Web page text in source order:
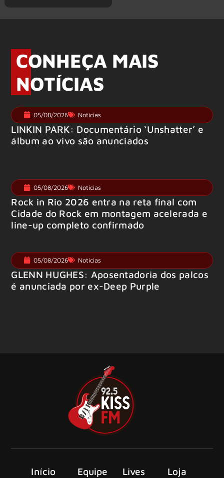
CONHEÇA MAIS
NOTÍCIAS
05/08/2026 Notícias
LINKIN PARK: Documentário ‘Unshatter’ e
álbum ao vivo são anunciados
05/08/2026 Notícias
Rock in Rio 2026 entra na reta final com
Cidade do Rock em montagem acelerada e
line-up completo confirmado
05/08/2026 Notícias
GLENN HUGHES: Aposentadoria dos palcos
é anunciada por ex-Deep Purple
Início Equipe Lives Loja